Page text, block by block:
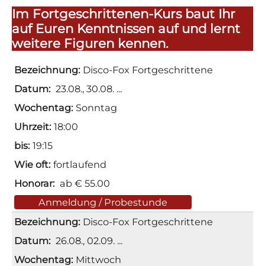
Im Fortgeschrittenen-Kurs baut Ihr
auf Euren Kenntnissen auf und lernt
weitere Figuren kennen.
Disco-Fox Fortgeschrittene
23.08., 30.08.
Sonntag
18:00
19:15
fortlaufend
ab € 55.00
Anmeldung / Probestunde
Disco-Fox Fortgeschrittene
26.08., 02.09.
Mittwoch